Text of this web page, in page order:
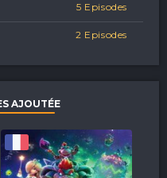
5 Episodes
2 Episodes
AJOUTÉE